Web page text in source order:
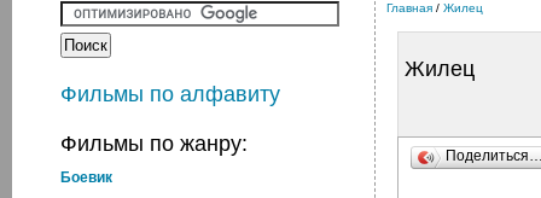
Фильмы по алфавиту
Фильмы по жанру:
Боевик
Главная / Жилец
Жилец